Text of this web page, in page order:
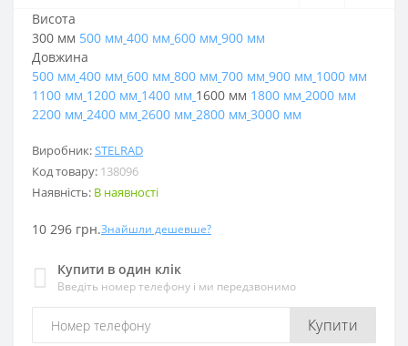
Виробник:STELRAD
Код товару: 138096
Наявність: В наявності
10 296 грн.Знайшли дешевше?
Купити в один клік
Введіть номер телефону і ми передзвонимо
Купити
Висота
300 мм 500 мм 400 мм 600 мм 900 мм
Довжина
500 мм 400 мм 600 мм 800 мм 700 мм 900 мм 1000 мм
1100 мм 1200 мм 1400 мм 1600 мм 1800 мм 2000 мм
2200 мм 2400 мм 2600 мм 2800 мм 3000 мм